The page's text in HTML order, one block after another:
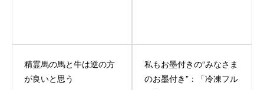
精霊馬の馬と牛は逆の方
が良いと思う
私もお墨付きの“みなさま
のお墨付き”：「冷凍フル